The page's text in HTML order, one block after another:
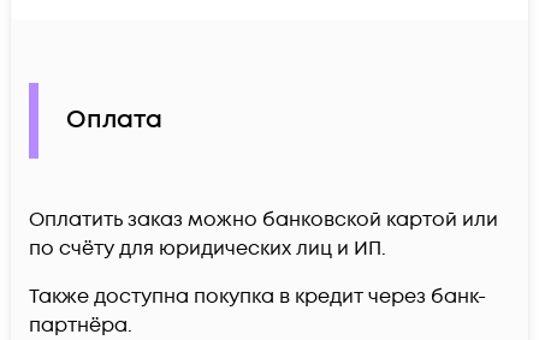
Оплата
Оплатить заказ можно банковской картой или
по счёту для юридических лиц и ИП.
Также доступна покупка в кредит через банк-
партнёра.